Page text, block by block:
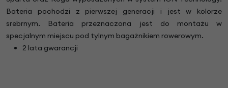
Bateria pochodzi z pierwszej generacji i jest w kolorze
srebrnym. Bateria przeznaczona jest do montażu w
specjalnym miejscu pod tylnym bagażnikiem rowerowym.
2 lata gwarancji